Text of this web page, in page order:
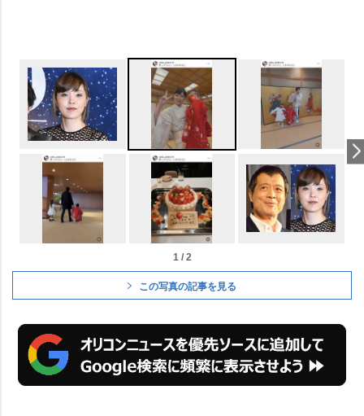
1 / 2
この写真の記事を見る